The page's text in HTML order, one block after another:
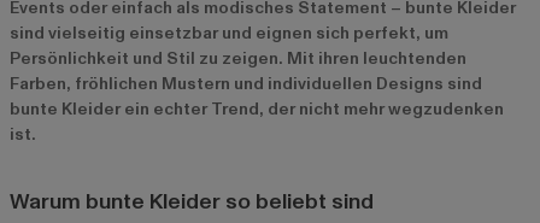
Events oder einfach als modisches Statement – bunte Kleider
sind vielseitig einsetzbar und eignen sich perfekt, um
Persönlichkeit und Stil zu zeigen. Mit ihren leuchtenden
Farben, fröhlichen Mustern und individuellen Designs sind
bunte Kleider ein echter Trend, der nicht mehr wegzudenken
ist.
Warum bunte Kleider so beliebt sind